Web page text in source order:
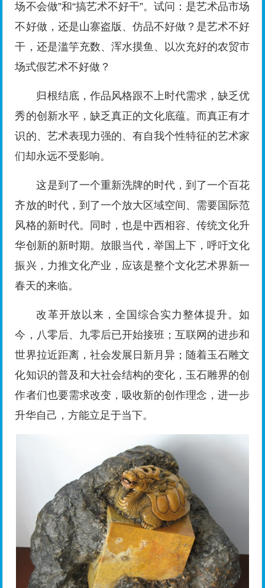
场不会做”和“搞艺术不好干”。试问：是艺术品市场
不好做，还是山寨盗版、仿品不好做？是艺术不好
干，还是滥竽充数、浑水摸鱼、以次充好的农贸市
场式假艺术不好做？
归根结底，作品风格跟不上时代需求，缺乏优
秀的创新水平，缺乏真正的文化底蕴。而真正有才
识的、艺术表现力强的、有自我个性特征的艺术家
们却永远不受影响。
这是到了一个重新洗牌的时代，到了一个百花
齐放的时代，到了一个放大区域空间、需要国际范
风格的新时代。同时，也是中西相容、传统文化升
华创新的新时期。放眼当代，举国上下，呼吁文化
振兴，力推文化产业，应该是整个文化艺术界新一
春天的来临。
改革开放以来，全国综合实力整体提升。如
今，八零后、九零后已开始接班；互联网的进步和
世界拉近距离，社会发展日新月异；随着玉石雕文
化知识的普及和大社会结构的变化，玉石雕界的创
作者们也要需求改变，吸收新的创作理念，进一步
升华自己，方能立足于当下。